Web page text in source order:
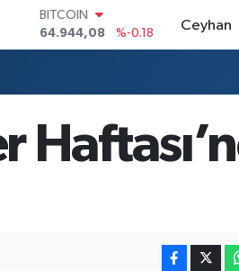
DOLAR
47,7436
%0.18
EURO
GRAM ALTIN
6660.55
%0.03
BİST100
Ceyhan